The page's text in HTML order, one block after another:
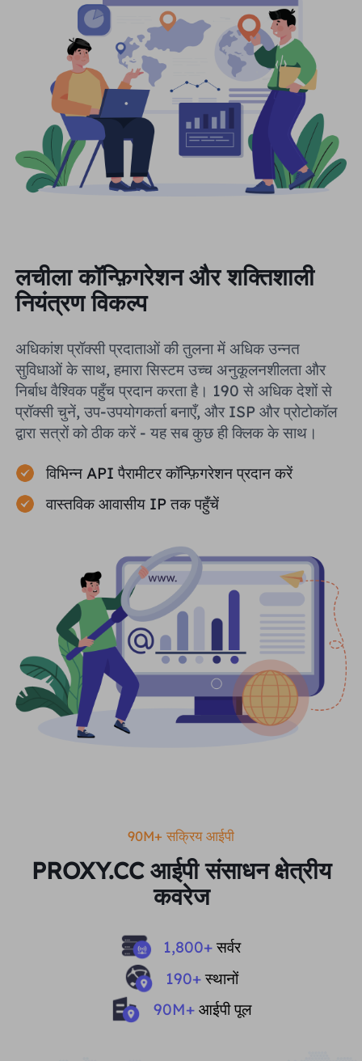
लचीला कॉन्फ़िगरेशन और शक्तिशाली
नियंत्रण विकल्प
अधिकांश प्रॉक्सी प्रदाताओं की तुलना में अधिक उन्नत
सुविधाओं के साथ, हमारा सिस्टम उच्च अनुकूलनशीलता और
निर्बाध वैश्विक पहुँच प्रदान करता है। 190 से अधिक देशों से
प्रॉक्सी चुनें, उप-उपयोगकर्ता बनाएँ, और ISP और प्रोटोकॉल
द्वारा सत्रों को ठीक करें - यह सब कुछ ही क्लिक के साथ।
विभिन्न API पैरामीटर कॉन्फ़िगरेशन प्रदान करें
वास्तविक आवासीय IP तक पहुँचें
90M+ सक्रिय आईपी
PROXY.CC आईपी संसाधन क्षेत्रीय
कवरेज
1,800+सर्वर
190+स्थानों
90M+ आईपी ​​​​पूल